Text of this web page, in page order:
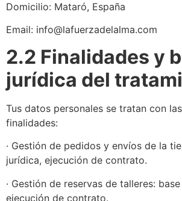
Domicilio: Mataró, España
Email: info@lafuerzadelalma.com
2.2 Finalidades y
jurídica del
Tus datos personales se tratan con
finalidades:
· Gestión de pedidos y envíos de la
jurídica, ejecución de contrato.
· Gestión de reservas de talleres:
ejecución de contrato.